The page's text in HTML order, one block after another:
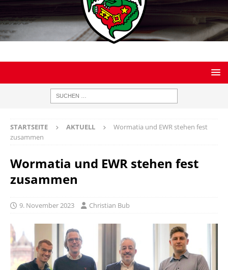
STARTSEITE AKTUELL
Wormatia und EWR stehen fest
zusammen
Wormatia und EWR stehen fest
zusammen
9. November 2023 Christian Bub